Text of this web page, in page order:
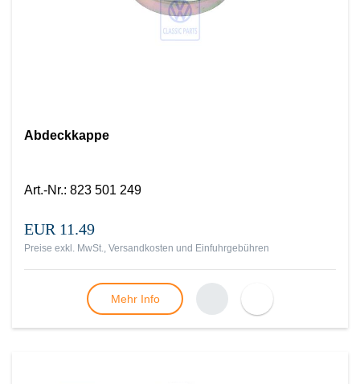
Abdeckkappe
Art.-Nr.: 823 501 249
EUR 11.49
Preise exkl. MwSt., Versandkosten und Einfuhrgebühren
Mehr Info